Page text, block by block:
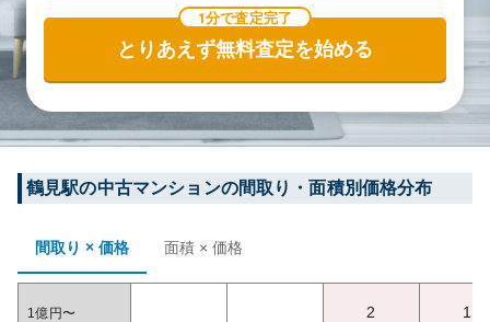
1分で査定完了
とりあえず無料査定を始める
鶴見駅の中古マンションの間取り・面積別価格分布
間取り × 価格 面積 × 価格
1億円〜 2 1